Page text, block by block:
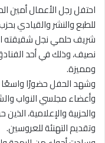
احتفل رجل الأعمال
للطبع والنشر والقيادي
شريف حلمي نجل شقيقته
نصيف، وذلك في أحد
ومميزة.
وشهد الحفل حضورًا واسعًا
وأعضاء مجلسي النواب
والحزبية والإعلامية،
وتقديم التهنئة للعروسين.